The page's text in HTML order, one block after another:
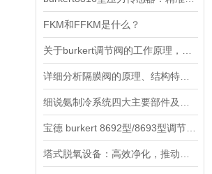
FKM和FFKM是什么？